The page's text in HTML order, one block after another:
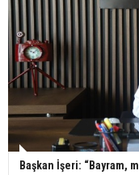
Başkan İşeri: “Bayram,